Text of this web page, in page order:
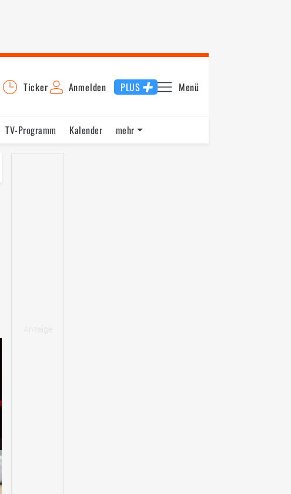
Ticker Anmelden PLUS Menü
TV-Programm
Kalender
mehr